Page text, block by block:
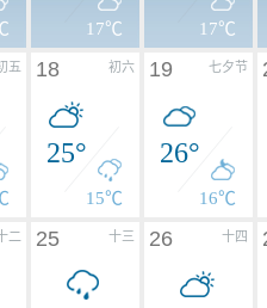
17℃ 17℃
五 初六
18
25°
15℃
七夕节
19
26°
16℃
二 十三
25 十四
26